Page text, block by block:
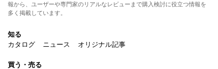
報から、ユーザーや専門家のリアルなレビューまで購入検討に役立つ情報を
多く掲載しています。
知る
カタログ
ニュース オリジナル記事
買う・売る